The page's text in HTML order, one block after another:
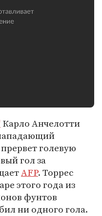
Карло Анчелотти
голевую
гол за
AFP. Торрес
этого года из
фунтов
ни одного гола.